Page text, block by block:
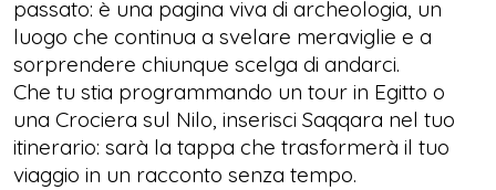
passato: è una pagina viva di archeologia, un
luogo che continua a svelare meraviglie e a
sorprendere chiunque scelga di andarci.
Che tu stia programmando un tour in Egitto o
una Crociera sul Nilo, inserisci Saqqara nel tuo
itinerario: sarà la tappa che trasformerà il tuo
viaggio in un racconto senza tempo.